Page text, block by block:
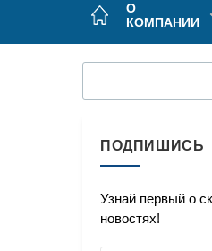
О
КОМПАНИИ
ПОДПИШИСЬ
Узнай первый о
новостях!